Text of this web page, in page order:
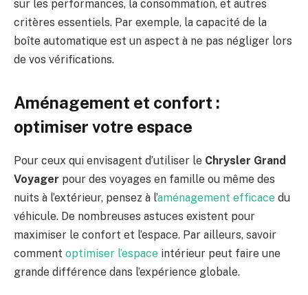
sur les performances, la consommation, et autres
critères essentiels. Par exemple, la capacité de la
boîte automatique est un aspect à ne pas négliger lors
de vos vérifications.
Aménagement et confort :
optimiser votre espace
Pour ceux qui envisagent d’utiliser le Chrysler Grand
Voyager pour des voyages en famille ou même des
nuits à l’extérieur, pensez à l’aménagement efficace du
véhicule. De nombreuses astuces existent pour
maximiser le confort et l’espace. Par ailleurs, savoir
comment optimiser l’espace intérieur peut faire une
grande différence dans l’expérience globale.